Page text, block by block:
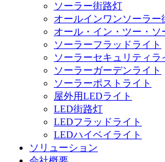
ソーラー街路灯
オールインワンソーラー
オール・イン・ツー・ソ
ソーラーフラッドライト
ソーラーセキュリティラ
ソーラーガーデンライト
ソーラーポストライト
屋外用LEDライト
LED街路灯
LEDフラッドライト
LEDハイベイライト
ソリューション